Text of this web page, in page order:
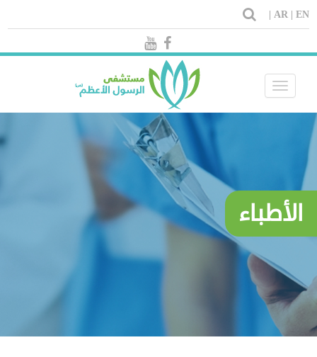
AR | EN |
Toggle
navigation
الأطباء